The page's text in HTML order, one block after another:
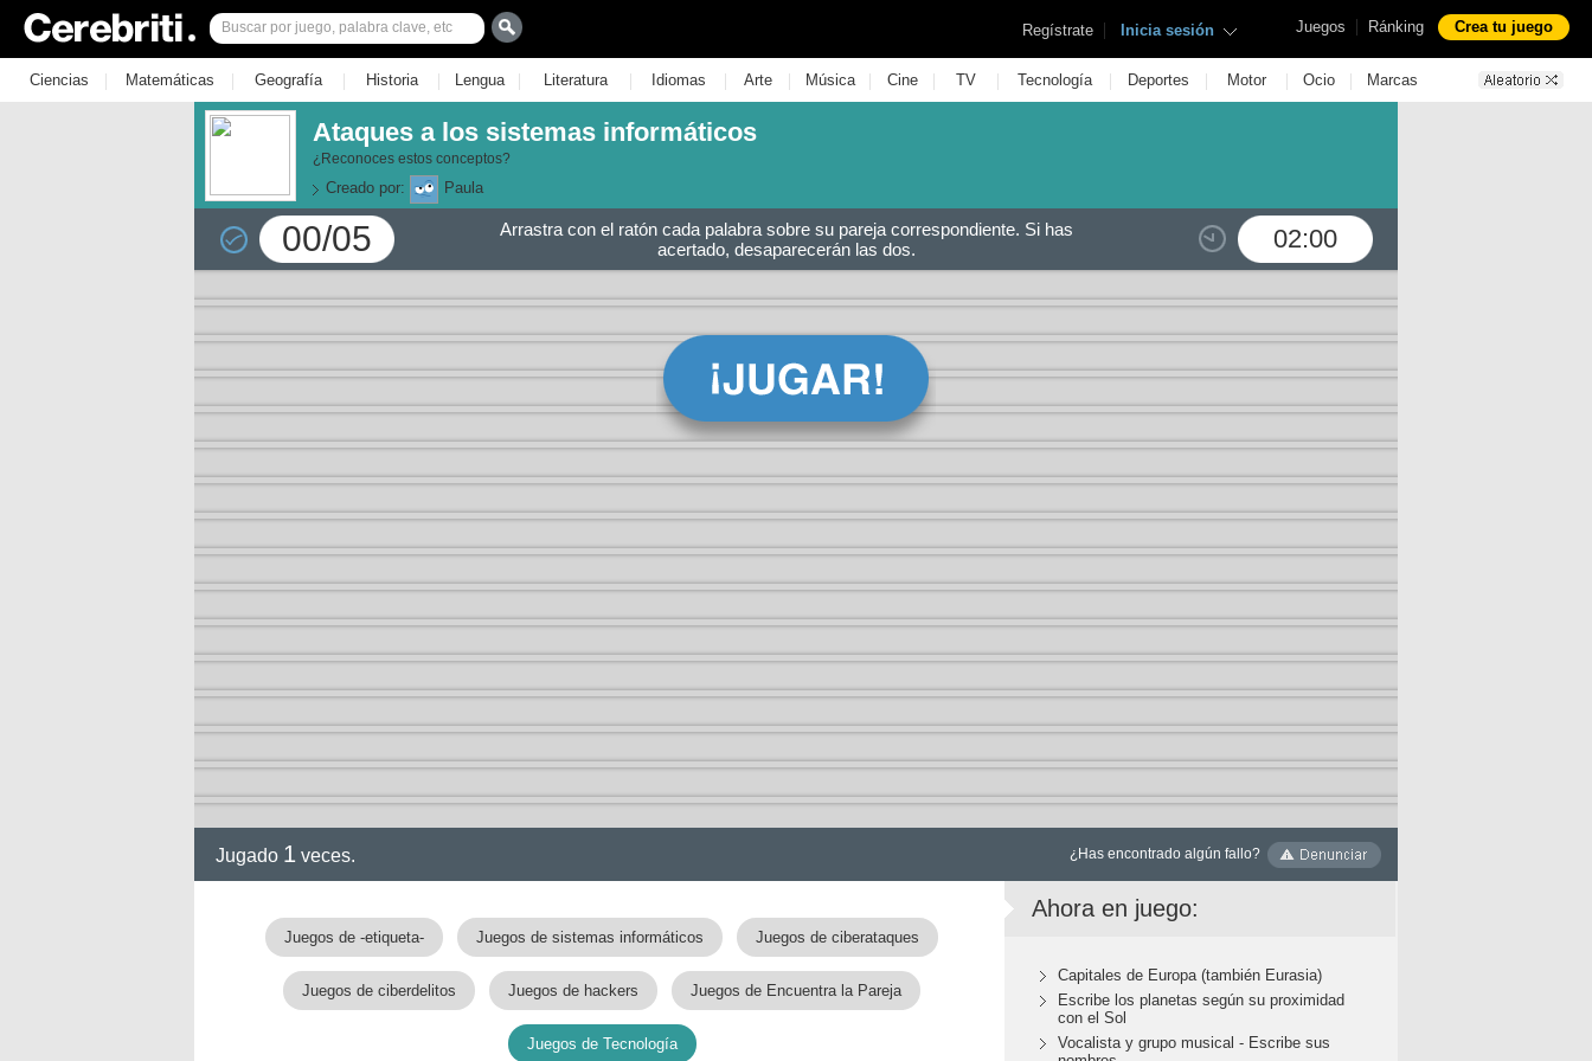
Juegos | Ránking Crea tu juego
Regístrate | Inicia sesión
Ciencias | Matemáticas | Geografía | Historia | Lengua | Literatura | Idiomas | Arte | Música | Cine | TV | Tecnología | Deportes | Motor | Ocio | Marcas
Ataques a los sistemas informáticos
¿Reconoces estos conceptos?
Creado por: Paula
00/05 02:00
Arrastra con el ratón cada palabra sobre su pareja correspondiente. Si has
acertado, desaparecerán las dos.
Jugado 1 veces. ¿Has encontrado algún fallo?
Juegos de -etiqueta- Juegos de sistemas informáticos Juegos de ciberataques
Juegos de ciberdelitos Juegos de hackers Juegos de Encuentra la Pareja
Juegos de Tecnología
Ahora en juego:
Capitales de Europa (también Eurasia)
Escribe los planetas según su proximidad
con el Sol
Vocalista y grupo musical - Escribe sus